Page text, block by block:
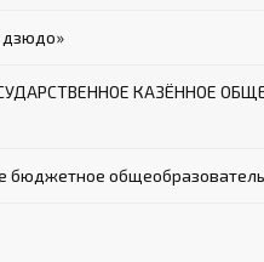
КАЗЁННОЕ
бюджетное